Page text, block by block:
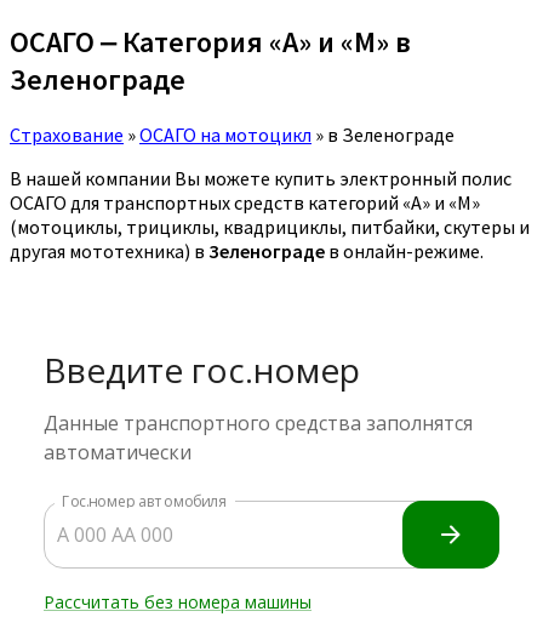
ОСАГО ‒ Категория «A» и «M» в
Зеленограде
Страхование »ОСАГО на мотоцикл » в Зеленограде
В нашей компании Вы можете купить электронный полис
ОСАГО для транспортных средств категорий «A» и «M»
(мотоциклы, трициклы, квадрициклы, питбайки, скутеры и
другая мототехника) в Зеленограде в онлайн-режиме.